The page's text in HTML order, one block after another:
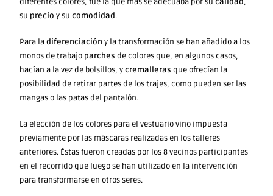
su precio y sucomodidad.
Para ladiferenciación y la transformación se han añadido a los
monos de trabajo parches de colores que, en algunos casos,
hacían a la vez de bolsillos, ycremalleras que ofrecían la
posibilidad de retirar partes de los trajes, como pueden ser las
mangas o las patas del pantalón.
La elección de los colores para el vestuario vino impuesta
previamente por las máscaras realizadas en los talleres
anteriores. Éstas fueron creadas por los 8 vecinos participantes
en el recorrido que luego se han utilizado en la intervención
para transformarse en otros seres.